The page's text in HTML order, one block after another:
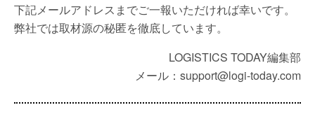
下記メールアドレスまでご一報いただければ幸いです。
弊社では取材源の秘匿を徹底しています。
LOGISTICS TODAY編集部
メール：support@logi-today.com